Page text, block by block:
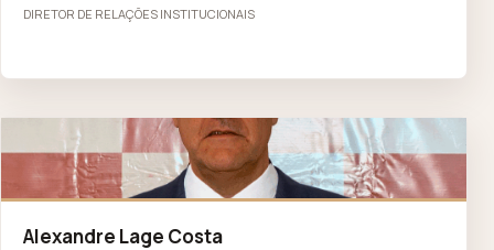
DIRETOR DE RELAÇÕES INSTITUCIONAIS
AL
Alexandre Lage Costa